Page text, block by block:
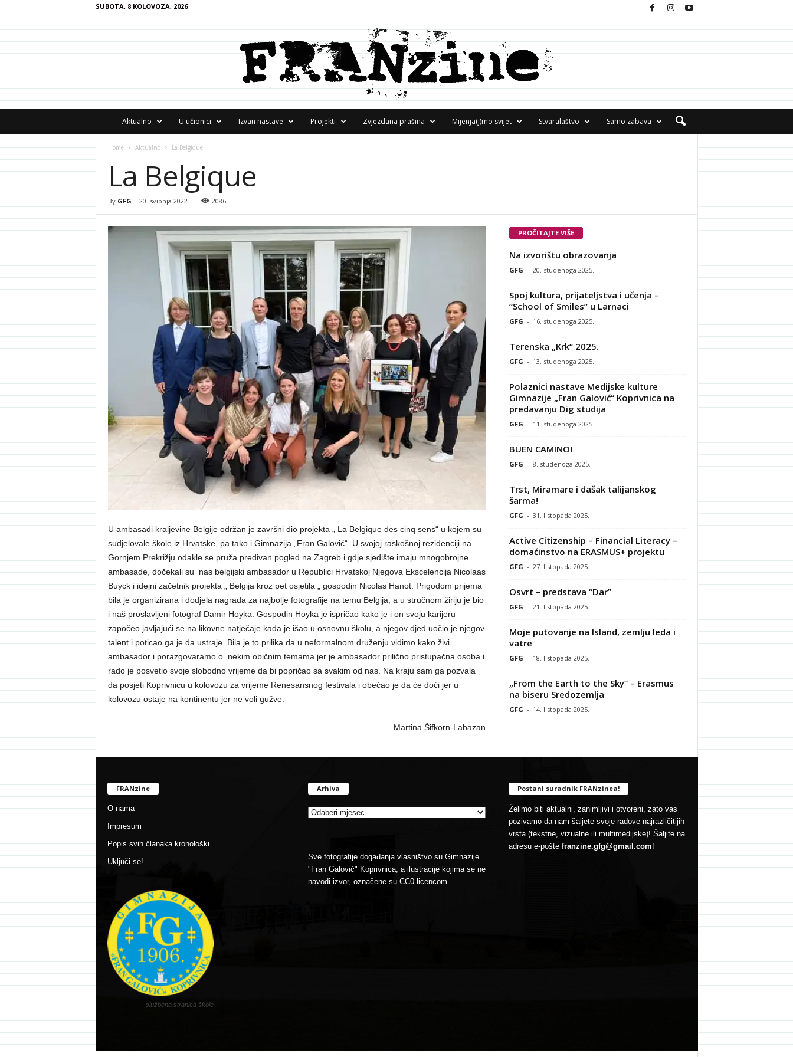
SUBOTA, 8 KOLOVOZA, 2026
A
Aktualno U učionici Izvan nastave Projekti Zvjezdana prašina Mijenja(j)mo svijet Stvaralaštvo Samo zabava
Home Aktualno La Belgique
La Belgique
By GFG - 20. svibnja 2022. 2086
U ambasadi kraljevine Belgije održan je završni dio projekta „ La Belgique des cinq sens“ u kojem su
sudjelovale škole iz Hrvatske, pa tako i Gimnazija „Fran Galović“. U svojoj raskošnoj rezidenciji na
Gornjem Prekrižju odakle se pruža predivan pogled na Zagreb i gdje sjedište imaju mnogobrojne
ambasade, dočekali su nas belgijski ambasador u Republici Hrvatskoj Njegova Ekscelencija Nicolaas
Buyck i idejni začetnik projekta „ Belgija kroz pet osjetila „ gospodin Nicolas Hanot. Prigodom prijema
bila je organizirana i dodjela nagrada za najbolje fotografije na temu Belgija, a u stručnom žiriju je bio
i naš proslavljeni fotograf Damir Hoyka. Gospodin Hoyka je ispričao kako je i on svoju karijeru
započeo javljajući se na likovne natječaje kada je išao u osnovnu školu, a njegov djed uočio je njegov
talent i poticao ga je da ustraje. Bila je to prilika da u neformalnom druženju vidimo kako živi
ambasador i porazgovaramo o nekim običnim temama jer je ambasador prilično pristupačna osoba i
rado je posvetio svoje slobodno vrijeme da bi popričao sa svakim od nas. Na kraju sam ga pozvala
da posjeti Koprivnicu u kolovozu za vrijeme Renesansnog festivala i obećao je da će doći jer u
kolovozu ostaje na kontinentu jer ne voli gužve.
Martina Šifkorn-Labazan
PROČITAJTE VIŠE
Na izvorištu obrazovanja
GFG - 20. studenoga 2025.
Spoj kultura, prijateljstva i učenja –
“School of Smiles” u Larnaci
GFG - 16. studenoga 2025.
Terenska „Krk“ 2025.
GFG - 13. studenoga 2025.
Polaznici nastave Medijske kulture
Gimnazije „Fran Galović“ Koprivnica na
predavanju Dig studija
GFG - 11. studenoga 2025.
BUEN CAMINO!
GFG - 8. studenoga 2025.
Trst, Miramare i dašak talijanskog
šarma!
GFG - 31. listopada 2025.
Active Citizenship – Financial Literacy –
domaćinstvo na ERASMUS+ projektu
GFG - 27. listopada 2025.
Osvrt – predstava “Dar”
GFG - 21. listopada 2025.
Moje putovanje na Island, zemlju leda i
vatre
GFG - 18. listopada 2025.
„From the Earth to the Sky“ – Erasmus
na biseru Sredozemlja
GFG - 14. listopada 2025.
FRANzine
O nama
Impresum
Popis svih članaka kronološki
Uključi se!
službena stranica škole
Arhiva
Sve fotografije događanja vlasništvo su Gimnazije
"Fran Galović" Koprivnica, a ilustracije kojima se ne
navodi izvor, označene su CC0 licencom.
Postani suradnik FRANzinea!
Želimo biti aktualni, zanimljivi i otvoreni, zato vas
pozivamo da nam šaljete svoje radove najrazličitijih
vrsta (tekstne, vizualne ili multimedijske)! Šaljite na
adresu e-pošte franzine.gfg@gmail.com!